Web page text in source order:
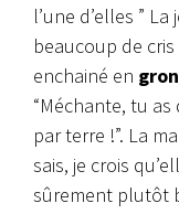
l’une d’elles ”
beaucoup de
enchainé en
“Méchante, tu
par terre !”. La
sais, je crois
sûrement plutôt